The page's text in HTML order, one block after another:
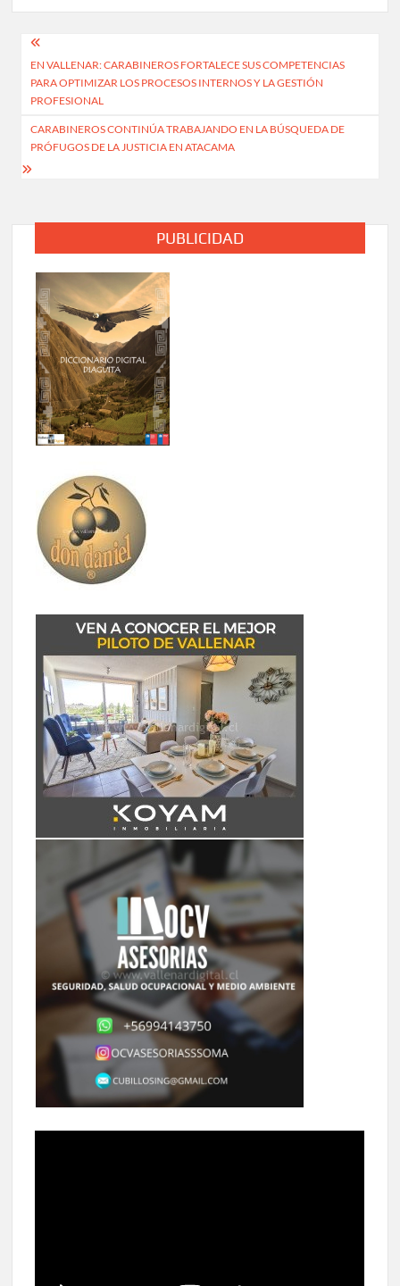
Navegación
de
entradas
EN VALLENAR: CARABINEROS FORTALECE SUS COMPETENCIAS
PARA OPTIMIZAR LOS PROCESOS INTERNOS Y LA GESTIÓN
PROFESIONAL
CARABINEROS CONTINÚA TRABAJANDO EN LA BÚSQUEDA DE
PRÓFUGOS DE LA JUSTICIA EN ATACAMA
PUBLICIDAD